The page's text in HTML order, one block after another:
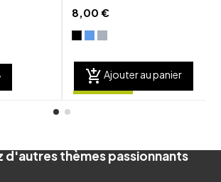
8,00 €
add_shopping_cart Ajouter au panier
d'autres thèmes passionnants